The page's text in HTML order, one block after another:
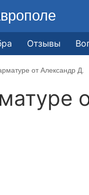
Отзывы
от Александр Д.